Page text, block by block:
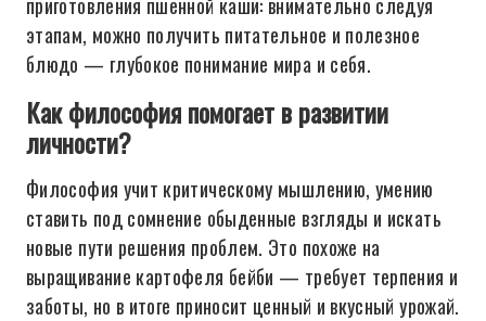
этапам, можно получить питательное и полезное
блюдо — глубокое понимание мира и себя.
Как философия помогает в развитии
личности?
Философия учит критическому мышлению, умению
ставить под сомнение обыденные взгляды и искать
новые пути решения проблем. Это похоже на
выращивание картофеля бейби — требует терпения и
заботы, но в итоге приносит ценный и вкусный урожай.